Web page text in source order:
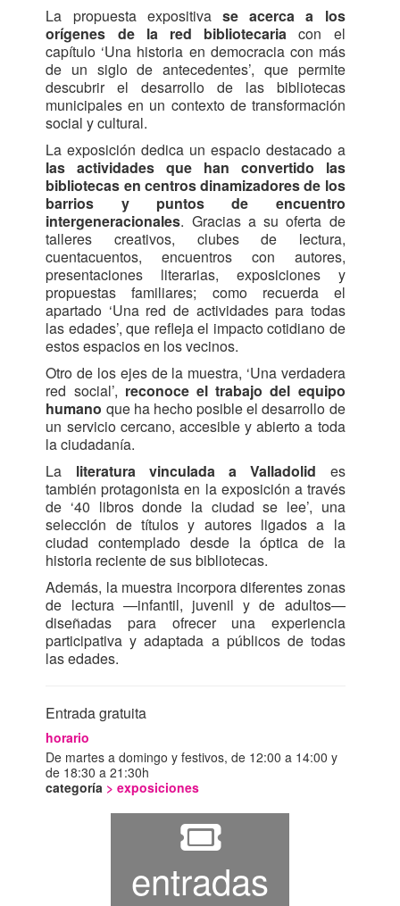
categoría >exposiciones
entradas
horario
De martes a domingo y festivos, de 12:00 a 14:00 y
de 18:30 a 21:30h
La propuesta expositiva se acerca a los
orígenes de la red bibliotecariacon el
capítulo ‘Una historia en democracia con más
de un siglo de antecedentes’, que permite
descubrir el desarrollo de las bibliotecas
municipales en un contexto de transformación
social y cultural.
La exposición dedica un espacio destacado a
las actividades que han convertido las
bibliotecas en centros dinamizadores de los
barrios y puntos de encuentro
intergeneracionales. Gracias a su oferta de
talleres creativos, clubes de lectura,
cuentacuentos, encuentros con autores,
presentaciones literarias, exposiciones y
propuestas familiares; como recuerda el
apartado ‘Una red de actividades para todas
las edades’, que refleja el impacto cotidiano de
estos espacios en los vecinos.
Otro de los ejes de la muestra, ‘Una verdadera
red social’, reconoce el trabajo del equipo
humano que ha hecho posible el desarrollo de
un servicio cercano, accesible y abierto a toda
la ciudadanía.
La literatura vinculada a Valladolid es
también protagonista en la exposición a través
de ‘40 libros donde la ciudad se lee’, una
selección de títulos y autores ligados a la
ciudad contemplado desde la óptica de la
historia reciente de sus bibliotecas.
Además, la muestra incorpora diferentes zonas
de lectura —infantil, juvenil y de adultos—
diseñadas para ofrecer una experiencia
participativa y adaptada a públicos de todas
las edades.
Entrada gratuita